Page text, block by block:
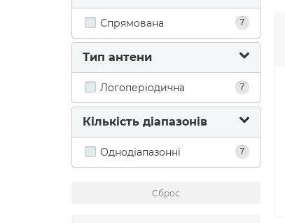
Спрямована 7
Тип антени
Логоперіодична 7
Кількість діапазонів
Однодіапазонні 7
Сброс